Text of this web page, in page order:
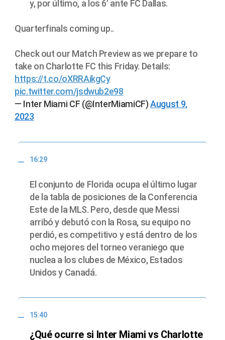
y, por último, a los 6’ ante FC Dallas.
Quarterfinals coming up..
Check out our Match Preview as we prepare to
take on Charlotte FC this Friday. Details:
https://t.co/oXRRAikgCy
pic.twitter.com/jsdwub2e98
— Inter Miami CF (@InterMiamiCF)August 9,
2023
16:29
El conjunto de Florida ocupa el último lugar
de la tabla de posiciones de la Conferencia
Este de la MLS. Pero, desde que Messi
arribó y debutó con la Rosa, su equipo no
perdió, es competitivo y está dentro de los
ocho mejores del torneo veraniego que
nuclea a los clubes de México, Estados
Unidos y Canadá.
15:40
¿Qué ocurre si Inter Miami vs Charlotte